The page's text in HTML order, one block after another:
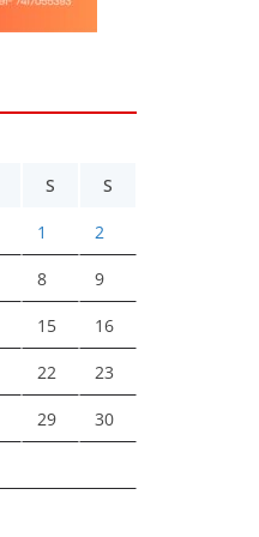
S S
1 2
8 9
15 16
22 23
29 30